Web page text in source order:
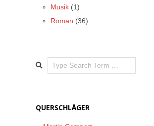
Musik (1)
Roman (36)
Search
QUERSCHLÄGER